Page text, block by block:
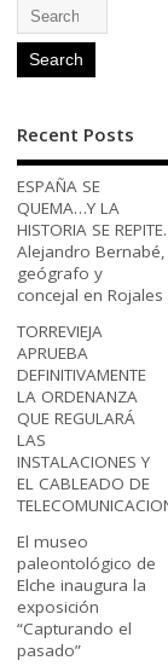
Recent Posts
ESPAÑA SE
QUEMA…Y LA
HISTORIA SE REPITE.
Alejandro Bernabé,
geógrafo y
concejal en Rojales
TORREVIEJA
APRUEBA
DEFINITIVAMENTE
LA ORDENANZA
QUE REGULARÁ
LAS
INSTALACIONES Y
EL CABLEADO DE
El museo
paleontológico de
Elche inaugura la
exposición
“Capturando el
pasado”